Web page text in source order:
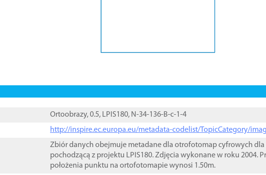
Ortoobrazy, 0.5, LPIS180, N-34-136-B-c-1-4
http://inspire.ec.europa.eu/metadata-codelist/TopicCategory/
Zbiór danych obejmuje metadane dla otrofotomap cyfrowych dla
pochodzącą z projektu LPIS180. Zdjęcia wykonane w roku 2004.
położenia punktu na ortofotomapie wynosi 1.50m.